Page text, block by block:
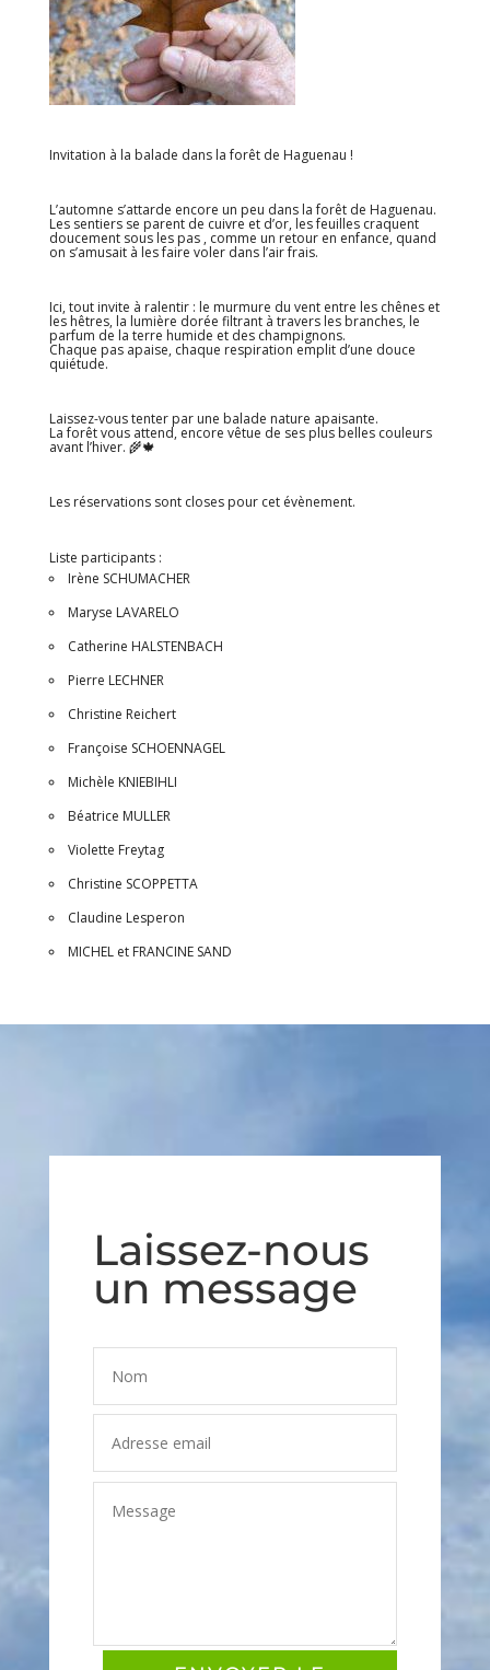
Invitation à la balade dans la forêt de Haguenau !
L’automne s’attarde encore un peu dans la forêt de Haguenau.
Les sentiers se parent de cuivre et d’or, les feuilles craquent
doucement sous les pas , comme un retour en enfance, quand
on s’amusait à les faire voler dans l’air frais.
Ici, tout invite à ralentir : le murmure du vent entre les chênes et
les hêtres, la lumière dorée filtrant à travers les branches, le
parfum de la terre humide et des champignons.
Chaque pas apaise, chaque respiration emplit d’une douce
quiétude.
Laissez-vous tenter par une balade nature apaisante.
La forêt vous attend, encore vêtue de ses plus belles couleurs
avant l’hiver. 🌾🍁
Les réservations sont closes pour cet évènement.
Liste participants :
Irène SCHUMACHER
Maryse LAVARELO
Catherine HALSTENBACH
Pierre LECHNER
Christine Reichert
Françoise SCHOENNAGEL
Michèle KNIEBIHLI
Béatrice MULLER
Violette Freytag
Christine SCOPPETTA
Claudine Lesperon
MICHEL et FRANCINE SAND
Laissez-nous
un message